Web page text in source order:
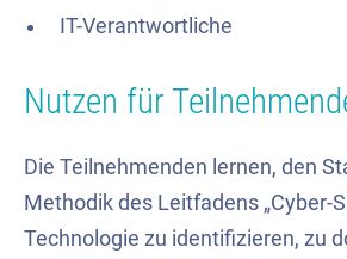
IT-Verantwortliche
Nutzen für
Die Teilnehmenden lernen, den
Methodik des Leitfadens „Cyber-
Technologie zu identifizieren, zu